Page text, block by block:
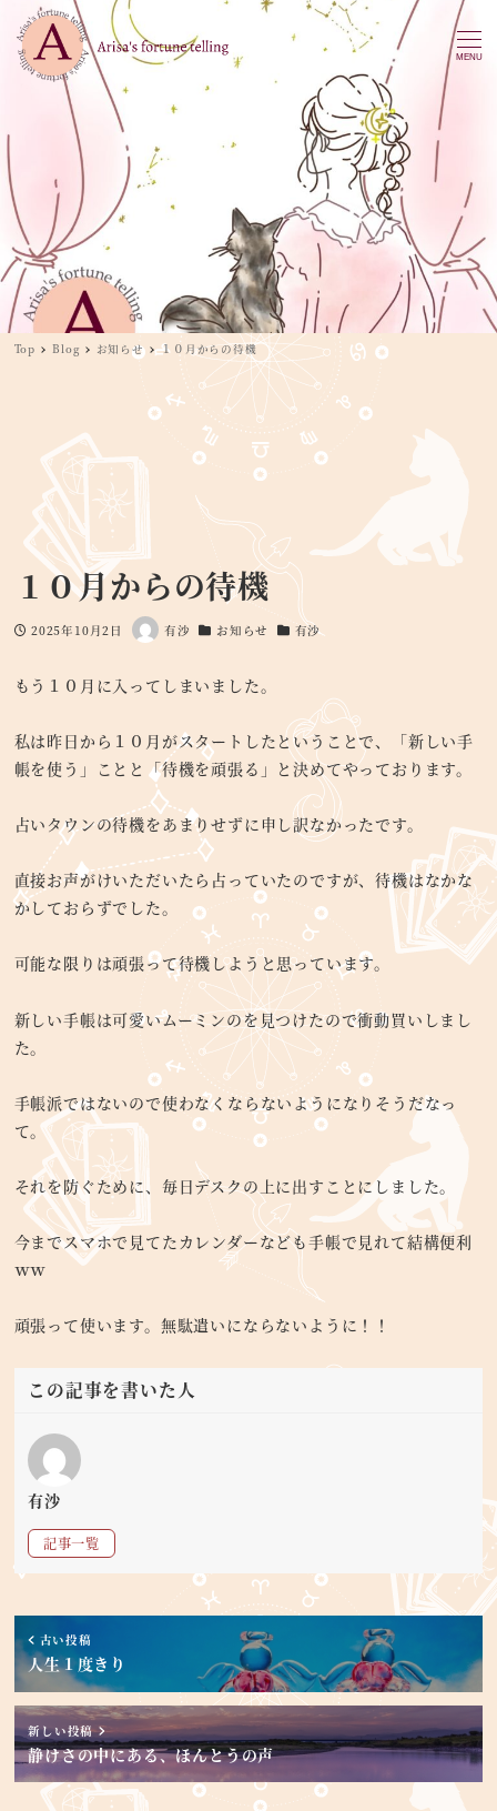
MENU
Top Blog お知らせ １０月からの待機
１０月からの待機
投稿日
2025年10月2日
著
有沙
カテゴリー
お知らせ
カテゴリー
有沙
もう１０月に入ってしまいました。
私は昨日から１０月がスタートしたということで、「新しい手
帳を使う」ことと「待機を頑張る」と決めてやっております。
占いタウンの待機をあまりせずに申し訳なかったです。
直接お声がけいただいたら占っていたのですが、待機はなかな
かしておらずでした。
可能な限りは頑張って待機しようと思っています。
新しい手帳は可愛いムーミンのを見つけたので衝動買いしまし
た。
手帳派ではないので使わなくならないようになりそうだなっ
て。
それを防ぐために、毎日デスクの上に出すことにしました。
今までスマホで見てたカレンダーなども手帳で見れて結構便利
ｗｗ
頑張って使います。無駄遣いにならないように！！
この記事を書いた人
有沙
記事一覧
古い投稿
人生１度きり
新しい投稿
静けさの中にある、ほんとうの声